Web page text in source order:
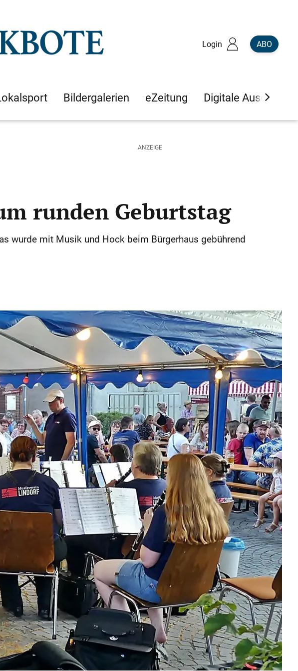
Login ABO
Bildergalerien eZeitung Digitale Ausgaben
runden Geburtstag
wurde mit Musik und Hock beim Bürgerhaus gebührend